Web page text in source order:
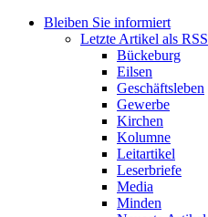
Bleiben Sie informiert
Letzte Artikel als RSS
Bückeburg
Eilsen
Geschäftsleben
Gewerbe
Kirchen
Kolumne
Leitartikel
Leserbriefe
Media
Minden